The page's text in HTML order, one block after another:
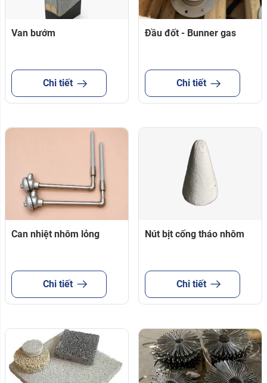
Van bướm
Chi tiết
Đầu đốt - Bunner gas
Chi tiết
Can nhiệt nhôm lỏng
Chi tiết
Nút bịt cống tháo nhôm
Chi tiết